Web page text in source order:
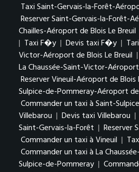
Taxi Saint-Gervais-la-Forêt-
Reserver Saint-Gervais-la-Forêt-
Chailles-Aéroport de Blois Le Breuil
| Taxi F�y | Devis taxi F�y |
Victor-Aéroport de Blois Le Breuil |
La Chaussée-Saint-Victor-
Reserver Vineuil-Aéroport de Blois
Sulpice-de-Pommeray-Aéroport de
Commander un taxi à Saint-
Villebarou | Devis taxi Villebarou |
Saint-Gervais-la-Forêt | Reserver
Commander un taxi à Vineuil |
Commander un taxi à La
Sulpice-de-Pommeray |